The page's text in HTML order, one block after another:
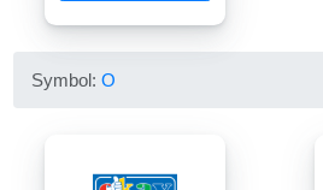
Symbol:O